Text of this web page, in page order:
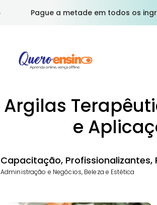
Pague a metade em todos os
Argilas
e
Capacitação, Profissionalizantes,
Administração e Negócios, Beleza e Estética